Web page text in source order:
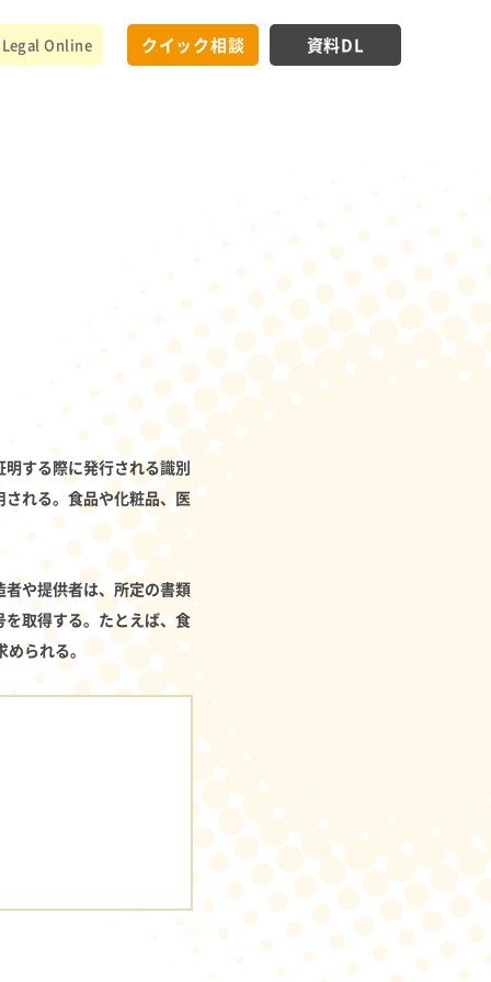
Online クイック相談 資料DL
する際に発行される識別
れる。食品や化粧品、医
や提供者は、所定の書類
取得する。たとえば、食
られる。